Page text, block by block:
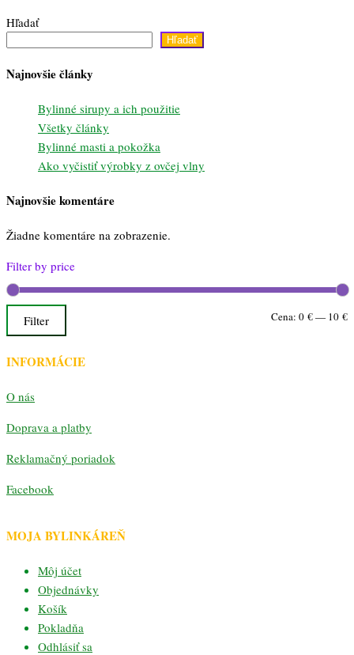
Hľadať
Hľadať
Najnovšie články
Bylinné sirupy a ich použitie
Všetky články
Bylinné masti a pokožka
Ako vyčistiť výrobky z ovčej vlny
Najnovšie komentáre
Žiadne komentáre na zobrazenie.
Filter by price
Filter Cena: 0 €— 10 €
INFORMÁCIE
O nás
Doprava a platby
Reklamačný poriadok
Facebook
MOJA BYLINKÁREŇ
Môj účet
Objednávky
Košík
Pokladňa
Odhlásiť sa